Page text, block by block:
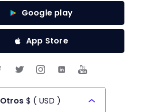
Google play
App Store
Otros $ ( USD )